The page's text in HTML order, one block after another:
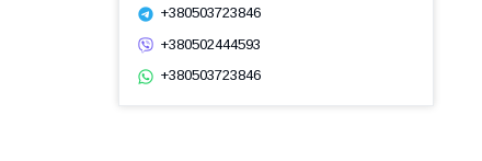
+380503723846
+380502444593
+380503723846